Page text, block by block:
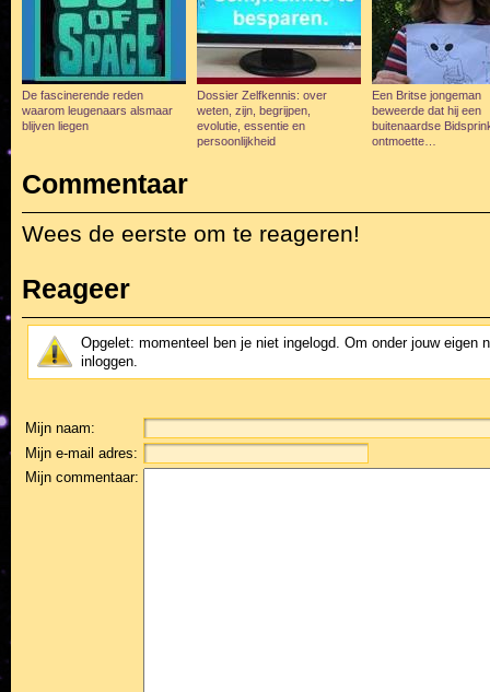
De fascinerende reden
waarom leugenaars alsmaar
blijven liegen
Dossier Zelfkennis: over
weten, zijn, begrijpen,
evolutie, essentie en
persoonlijkheid
Een Britse jongeman
beweerde dat hij een
buitenaardse
ontmoette…
Commentaar
Wees de eerste om te reageren!
Reageer
Opgelet: momenteel ben je niet ingelogd. Om onder jouw eigen
inloggen.
Mijn naam:
Mijn e-mail adres:
Mijn commentaar: